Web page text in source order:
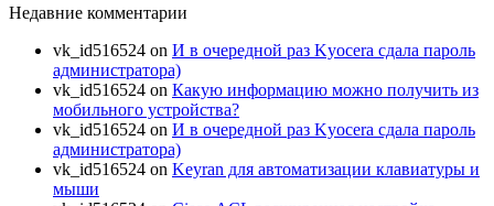
Недавние комментарии
vk_id516524 on И в очередной раз Kyocera сдала пароль
администратора)
vk_id516524 on Какую информацию можно получить из
мобильного устройства?
vk_id516524 on И в очередной раз Kyocera сдала пароль
администратора)
vk_id516524 on Keyran для автоматизации клавиатуры и
мыши